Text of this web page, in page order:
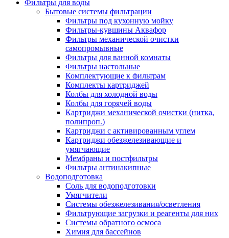
Фильтры для воды
Бытовые системы фильтрации
Фильтры под кухонную мойку
Фильтры-кувшины Аквафор
Фильтры механической очистки
самопромывные
Фильтры для ванной комнаты
Фильтры настольные
Комплектующие к фильтрам
Комплекты картриджей
Колбы для холодной воды
Колбы для горячей воды
Картриджи механической очистки (нитка,
полипроп.)
Картриджи с активированным углем
Картриджи обезжелезивающие и
умягчающие
Мембраны и постфильтры
Фильтры антинакипные
Водоподготовка
Соль для водоподготовки
Умягчители
Системы обезжелезивания/осветления
Фильтрующие загрузки и реагенты для них
Системы обратного осмоса
Химия для бассейнов